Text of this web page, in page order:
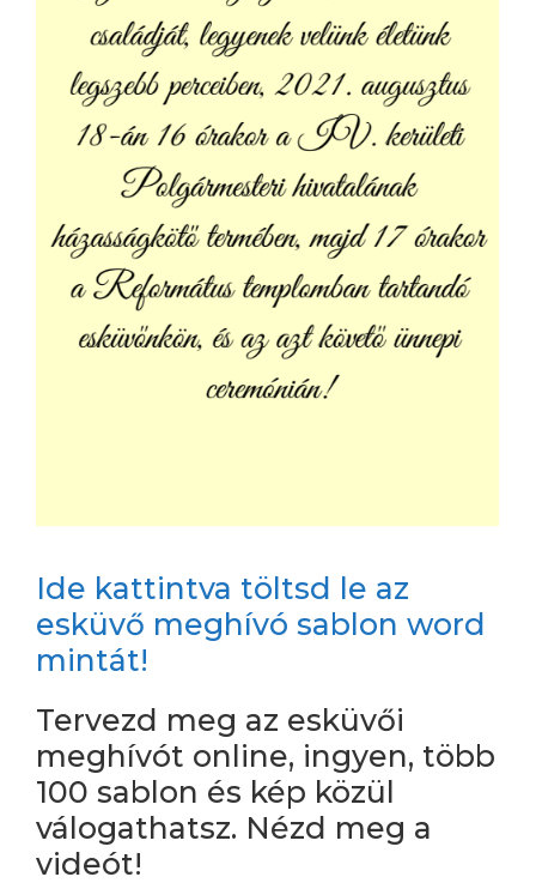
Ide kattintva töltsd le az
esküvő meghívó sablon word
mintát!
Tervezd meg az esküvői
meghívót online, ingyen, több
100 sablon és kép közül
válogathatsz. Nézd meg a
videót!